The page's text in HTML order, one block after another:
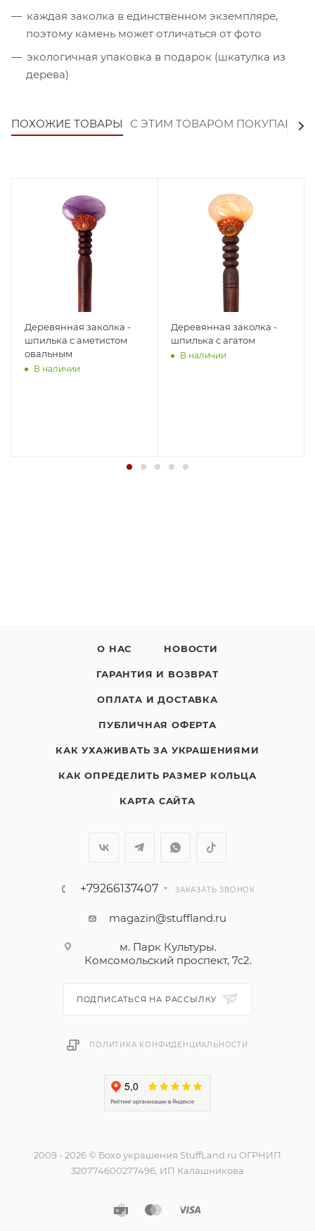
каждая заколка в единственном экземпляре,
поэтому камень может отличаться от фото
экологичная упаковка в подарок (шкатулка из
дерева)
ПОХОЖИЕ ТОВАРЫ С ЭТИМ ТОВАРОМ ПОКУПАЮТ
Деревянная заколка -
шпилька с аметистом
овальным
В наличии
Деревянная заколка -
шпилька с агатом
В наличии
О НАС НОВОСТИ
ГАРАНТИЯ И ВОЗВРАТ
ОПЛАТА И ДОСТАВКА
ПУБЛИЧНАЯ ОФЕРТА
КАК УХАЖИВАТЬ ЗА УКРАШЕНИЯМИ
КАК ОПРЕДЕЛИТЬ РАЗМЕР КОЛЬЦА
КАРТА САЙТА
+79266137407 ЗАКАЗАТЬ ЗВОНОК
magazin@stuffland.ru
м. Парк Культуры.
Комсомольский проспект, 7с2.
ПОДПИСАТЬСЯ НА РАССЫЛКУ
ПОЛИТИКА КОНФИДЕНЦИАЛЬНОСТИ
2009 - 2026 © Бохо украшения StuffLand.ru ОГРНИП
320774600277496, ИП Калашникова